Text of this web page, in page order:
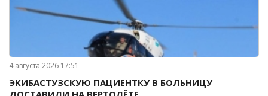
4 августа 2026 17:51
ЭКИБАСТУЗСКУЮ ПАЦИЕНТКУ В БОЛЬНИЦУ